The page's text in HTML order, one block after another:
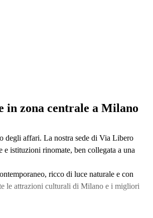
in zona centrale a Milano
degli affari. La nostra sede di Via Libero
istituzioni rinomate, ben collegata a una
ricco di luce naturale e con
le attrazioni culturali di Milano e i migliori